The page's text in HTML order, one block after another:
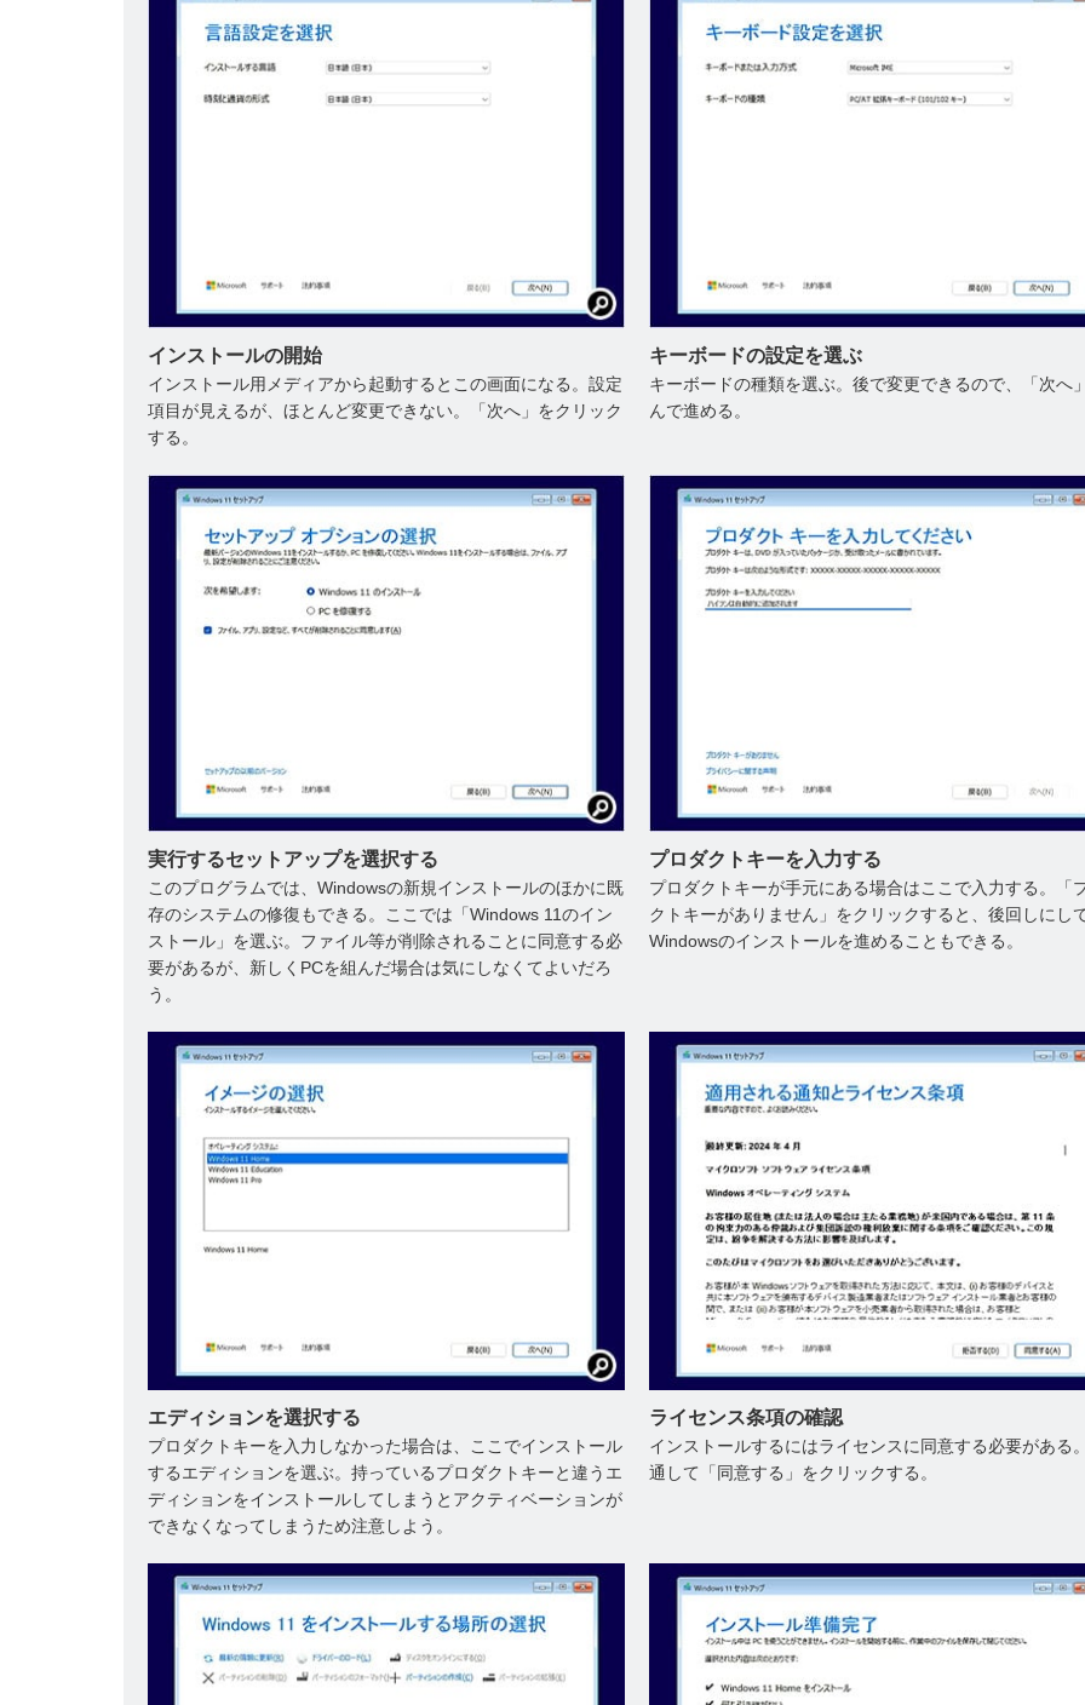
インストールの開始
インストール用メディアから起動するとこの画面になる。設定
項目が見えるが、ほとんど変更できない。「次へ」をクリック
する。
キーボードの設定を選ぶ
キーボードの種類を選ぶ。後で変更できるので、「次へ
んで進める。
実行するセットアップを選択する
このプログラムでは、Windowsの新規インストールのほかに既
存のシステムの修復もできる。ここでは「Windows 11のイン
ストール」を選ぶ。ファイル等が削除されることに同意する必
要があるが、新しくPCを組んだ場合は気にしなくてよいだろ
う。
プロダクトキーを入力する
プロダクトキーが手元にある場合はここで入力する。「
クトキーがありません」をクリックすると、後回しにし
Windowsのインストールを進めることもできる。
エディションを選択する
プロダクトキーを入力しなかった場合は、ここでインストール
するエディションを選ぶ。持っているプロダクトキーと違うエ
ディションをインストールしてしまうとアクティベーションが
できなくなってしまうため注意しよう。
ライセンス条項の確認
インストールするにはライセンスに同意する必要がある
通して「同意する」をクリックする。